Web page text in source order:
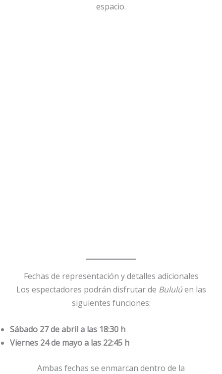
espacio.
Fechas de representación y detalles adicionales
Los espectadores podrán disfrutar de Bululúen las
siguientes funciones:
Sábado 27 de abril a las 18:30 h
Viernes 24 de mayo a las 22:45 h
Ambas fechas se enmarcan dentro de la